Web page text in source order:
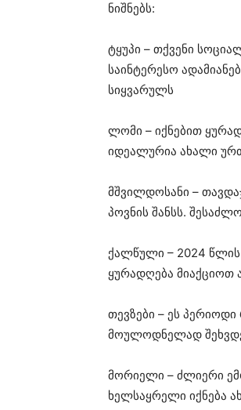
ნიშნებს:
ტყუპი – თქვენი
საინტერესო
სიყვარულს
ლომი – იქნებით
იდეალურია ახალი
მშვილდოსანი –
პოვნის შანსს.
ქალწული – 2024 წლის
ყურადღება მიაქციოთ
თევზები – ეს
მოულოდნელად
მორიელი – ძლიერი
ხელსაყრელი იქნება